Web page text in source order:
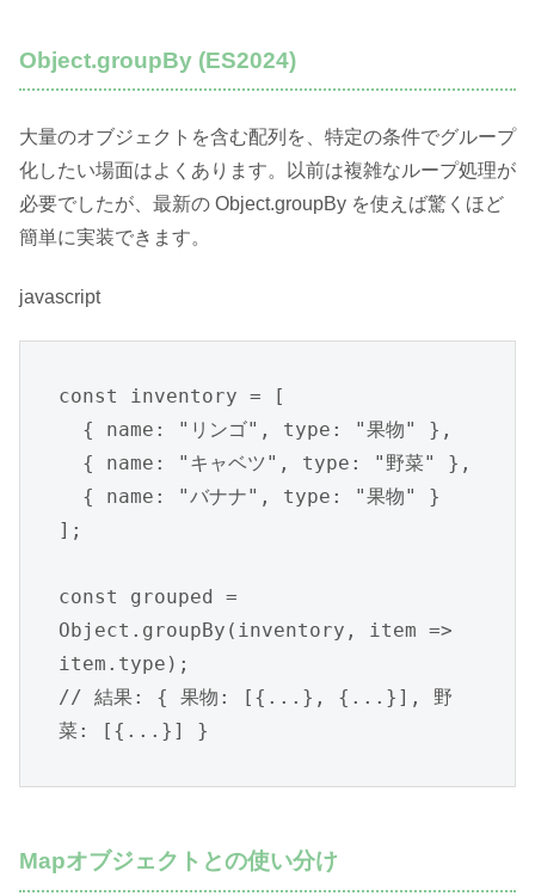
Object.groupBy (ES2024)
大量のオブジェクトを含む配列を、特定の条件でグループ
化したい場面はよくあります。以前は複雑なループ処理が
必要でしたが、最新の Object.groupBy を使えば驚くほど
簡単に実装できます。
javascript
const inventory = [
];
const grouped =
Object.groupBy(inventory, item =>
item.type);
// 結果: { 果物: [{...}, {...}], 野
菜: [{...}] }
Mapオブジェクトとの使い分け